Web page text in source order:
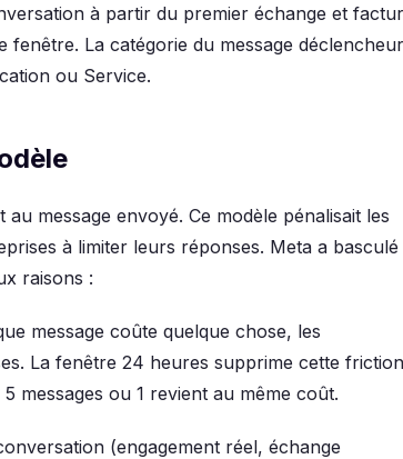
à partir du premier échange et
La catégorie du message déclencheur
ou Service.
message envoyé. Ce modèle pénalisait les
à limiter leurs réponses. Meta a basculé
raisons :
message coûte quelque chose, les
La fenêtre 24 heures supprime cette
messages ou 1 revient au même coût.
(engagement réel, échange